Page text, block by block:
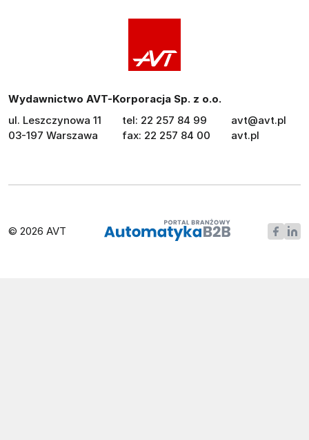
Wydawnictwo AVT-Korporacja Sp. z o.o.
ul. Leszczynowa 11
03-197 Warszawa
tel: 22 257 84 99
fax: 22 257 84 00
avt@avt.pl
avt.pl
© 2026 AVT